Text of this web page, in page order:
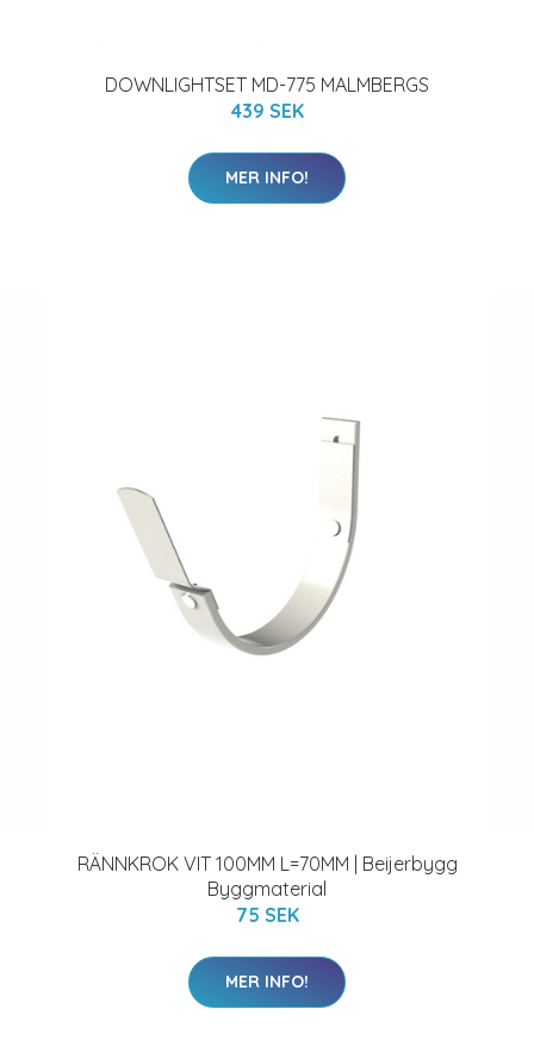
DOWNLIGHTSET MD-775 MALMBERGS
439 SEK
MER INFO!
RÄNNKROK VIT 100MM L=70MM | Beijerbygg
Byggmaterial
75 SEK
MER INFO!